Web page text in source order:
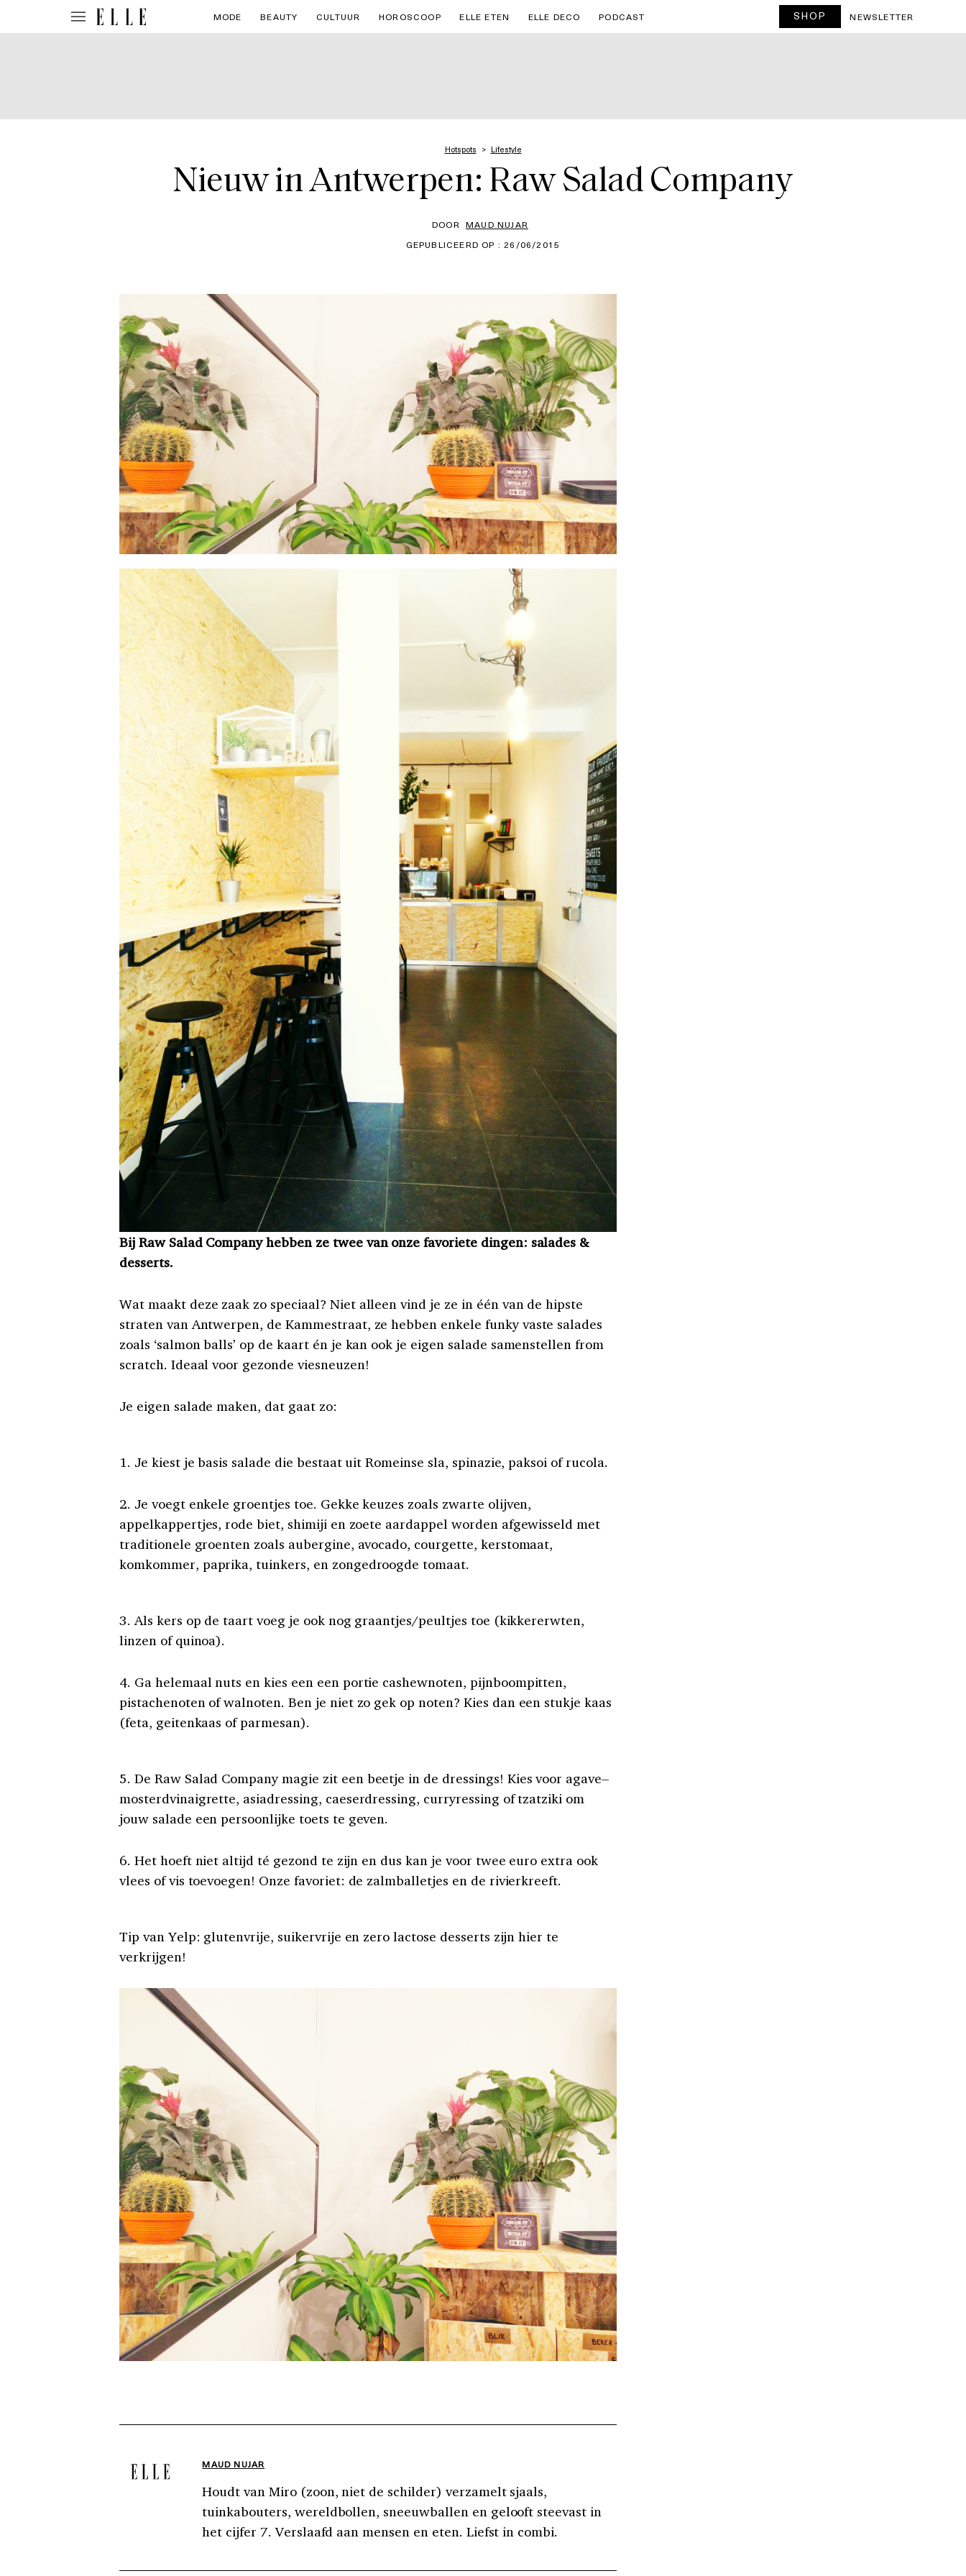
MODE BEAUTY CULTUUR HOROSCOOP ELLE ETEN ELLE DECO PODCAST SHOP NEWSLETTER
Hotspots Lifestyle
Nieuw in Antwerpen: Raw Salad Company
DOOR MAUD NUJAR
GEPUBLICEERD OP : 26/06/2015
Bij Raw Salad Company hebben ze twee van onze favoriete dingen: salades &
desserts.
Wat maakt deze zaak zo speciaal? Niet alleen vind je ze in één van de hipste
straten van Antwerpen, de Kammestraat, ze hebben enkele funky vaste salades
zoals ‘salmon balls’ op de kaart én je kan ook je eigen salade samenstellen from
scratch. Ideaal voor gezonde viesneuzen!
Je eigen salade maken, dat gaat zo:
1. Je kiest je basis salade die bestaat uit Romeinse sla, spinazie, paksoi of rucola.
2. Je voegt enkele groentjes toe. Gekke keuzes zoals zwarte olijven,
appelkappertjes, rode biet, shimiji en zoete aardappel worden afgewisseld met
traditionele groenten zoals aubergine, avocado, courgette, kerstomaat,
komkommer, paprika, tuinkers, en zongedroogde tomaat.
3. Als kers op de taart voeg je ook nog graantjes/peultjes toe (kikkererwten,
linzen of quinoa).
4. Ga helemaal nuts en kies een een portie cashewnoten, pijnboompitten,
pistachenoten of walnoten. Ben je niet zo gek op noten? Kies dan een stukje kaas
(feta, geitenkaas of parmesan).
5. De Raw Salad Company magie zit een beetje in de dressings! Kies voor agave–
mosterdvinaigrette, asiadressing, caeserdressing, curryressing of tzatziki om
jouw salade een persoonlijke toets te geven.
6. Het hoeft niet altijd té gezond te zijn en dus kan je voor twee euro extra ook
vlees of vis toevoegen! Onze favoriet: de zalmballetjes en de rivierkreeft.
Tip van Yelp: glutenvrije, suikervrije en zero lactose desserts zijn hier te
verkrijgen!
MAUD NUJAR
Houdt van Miro (zoon, niet de schilder) verzamelt sjaals,
tuinkabouters, wereldbollen, sneeuwballen en gelooft steevast in
het cijfer 7. Verslaafd aan mensen en eten. Liefst in combi.